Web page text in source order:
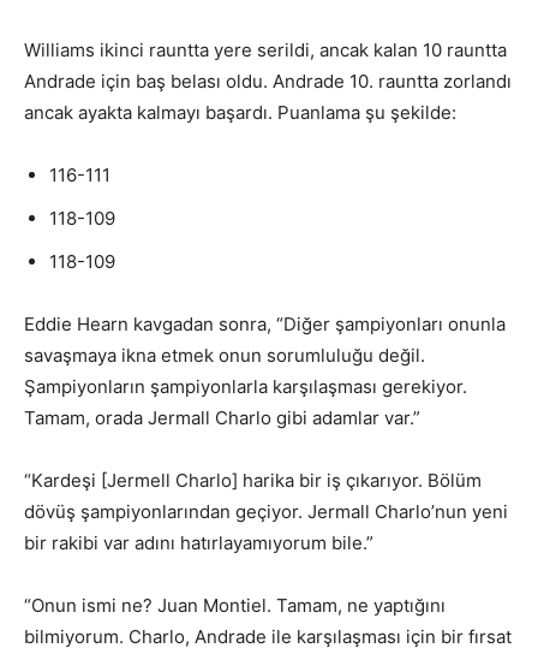
Williams ikinci rauntta yere serildi, ancak kalan 10 rauntta
Andrade için baş belası oldu. Andrade 10. rauntta zorlandı
ancak ayakta kalmayı başardı. Puanlama şu şekilde:
116-111
118-109
118-109
Eddie Hearn kavgadan sonra, “Diğer şampiyonları onunla
savaşmaya ikna etmek onun sorumluluğu değil.
Şampiyonların şampiyonlarla karşılaşması gerekiyor.
Tamam, orada Jermall Charlo gibi adamlar var.”
“Kardeşi [Jermell Charlo] harika bir iş çıkarıyor. Bölüm
dövüş şampiyonlarından geçiyor. Jermall Charlo’nun yeni
bir rakibi var adını hatırlayamıyorum bile.”
“Onun ismi ne? Juan Montiel. Tamam, ne yaptığını
bilmiyorum. Charlo, Andrade ile karşılaşması için bir fırsat